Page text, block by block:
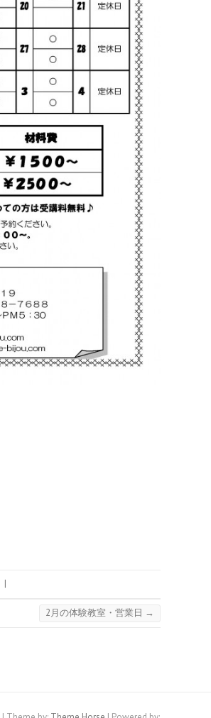
|
2月の体験教室・営業日 →